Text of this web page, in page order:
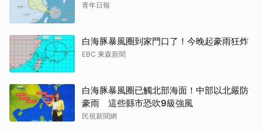
青年日報
白海豚暴風圈到家門口了！今晚起豪雨狂炸
EBC 東森新聞
白海豚暴風圈已觸北部海面！中部以北嚴防
豪雨 這些縣市恐吹9級強風
民視新聞網